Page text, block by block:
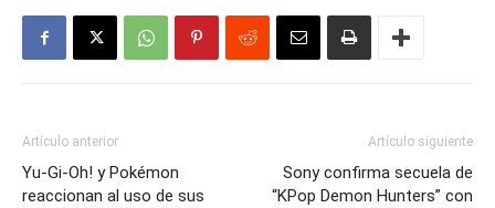
Artículo anterior
Yu-Gi-Oh! y Pokémon
reaccionan al uso de sus
Artículo siguiente
Sony confirma secuela de
“KPop Demon Hunters” con